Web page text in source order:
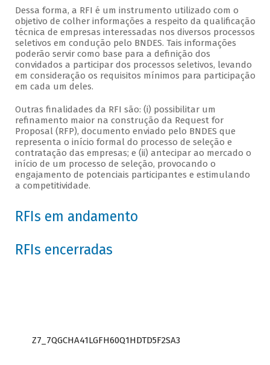
Dessa forma, a RFI é um instrumento utilizado com o
objetivo de colher informações a respeito da qualificação
técnica de empresas interessadas nos diversos processos
seletivos em condução pelo BNDES. Tais informações
poderão servir como base para a definição dos
convidados a participar dos processos seletivos, levando
em consideração os requisitos mínimos para participação
em cada um deles.
Outras finalidades da RFI são: (i) possibilitar um
refinamento maior na construção da Request for
Proposal (RFP), documento enviado pelo BNDES que
representa o início formal do processo de seleção e
contratação das empresas; e (ii) antecipar ao mercado o
início de um processo de seleção, provocando o
engajamento de potenciais participantes e estimulando
a competitividade.
RFIs em andamento
RFIs encerradas
Z7_7QGCHA41LGFH60Q1HDTD5F2SA3